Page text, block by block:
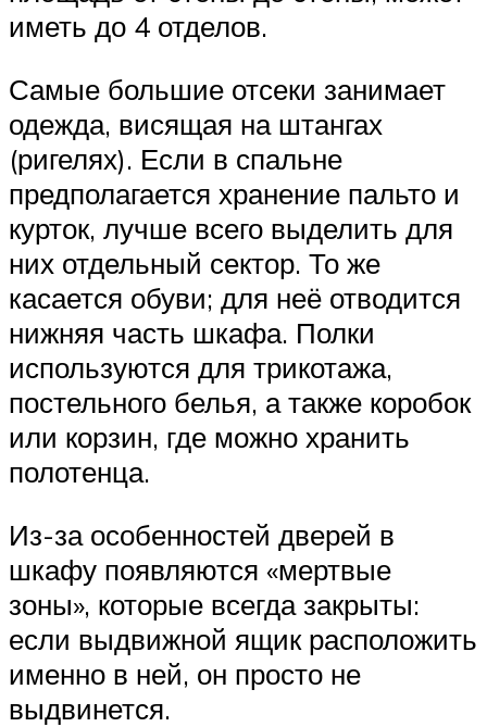
иметь до 4 отделов.
Самые большие отсеки занимает
одежда, висящая на штангах
(ригелях). Если в спальне
предполагается хранение пальто и
курток, лучше всего выделить для
них отдельный сектор. То же
касается обуви; для неё отводится
нижняя часть шкафа. Полки
используются для трикотажа,
постельного белья, а также коробок
или корзин, где можно хранить
полотенца.
Из-за особенностей дверей в
шкафу появляются «мертвые
зоны», которые всегда закрыты:
если выдвижной ящик расположить
именно в ней, он просто не
выдвинется.